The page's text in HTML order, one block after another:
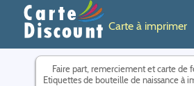
Carte à imprimer
Faire part, remerciement et carte de
Etiquettes de bouteille de naissance à